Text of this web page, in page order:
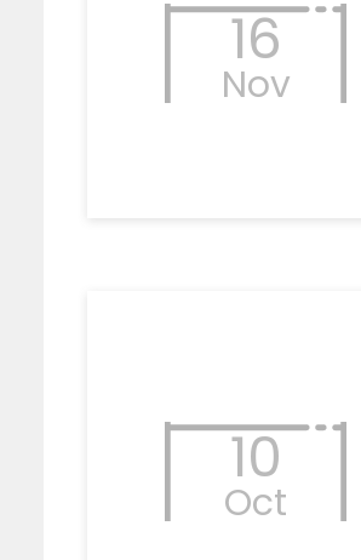
16
Nov
10
Oct